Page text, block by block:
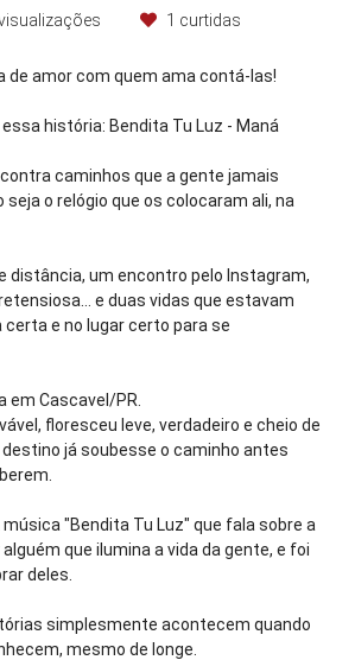
1 curtidas
de amor com quem ama contá-las!
história: Bendita Tu Luz - Maná
caminhos que a gente jamais
seja o relógio que os colocaram ali, na
distância, um encontro pelo Instagram,
e duas vidas que estavam
e no lugar certo para se
em Cascavel/PR.
floresceu leve, verdadeiro e cheio de
já soubesse o caminho antes
"Bendita Tu Luz" que fala sobre a
que ilumina a vida da gente, e foi
deles.
simplesmente acontecem quando
mesmo de longe.